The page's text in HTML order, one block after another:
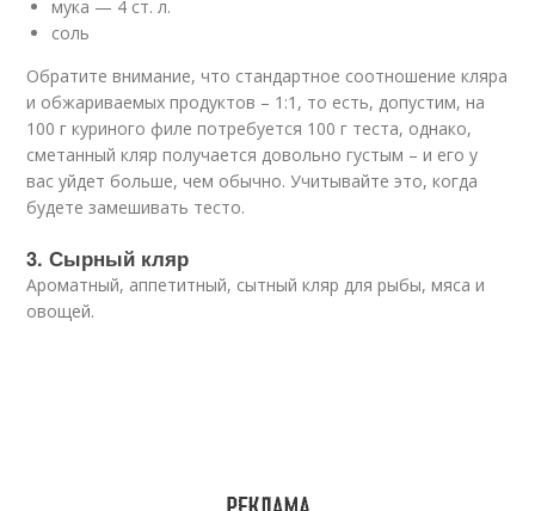
мука — 4 ст. л.
соль
Обратите внимание, что стандартное соотношение кляра
и обжариваемых продуктов – 1:1, то есть, допустим, на
100 г куриного филе потребуется 100 г теста, однако,
сметанный кляр получается довольно густым – и его у
вас уйдет больше, чем обычно. Учитывайте это, когда
будете замешивать тесто.
3. Сырный кляр
Ароматный, аппетитный, сытный кляр для рыбы, мяса и
овощей.